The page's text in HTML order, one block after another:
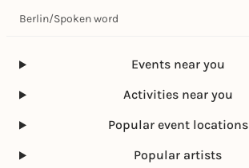
Berlin/Spoken word
Events near you
Activities near you
Popular event locations
Popular artists